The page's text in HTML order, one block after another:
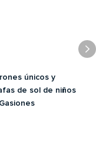
únicos y
de sol de niños